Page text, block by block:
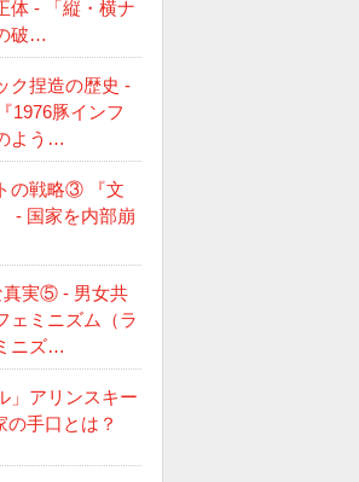
体 - 「縦・横ナ
破…
ク捏造の歴史 -
1976豚インフ
よう…
の戦略③ 『文
- 国家を内部崩
真実⑤ - 男女共
ェミニズム（ラ
ニズ…
」アリンスキー
の手口とは？